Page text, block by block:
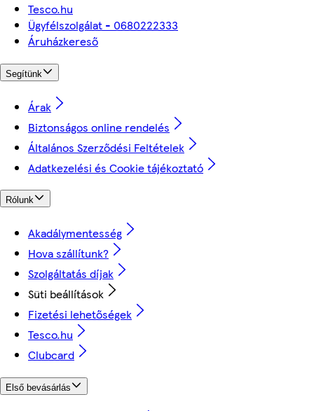
Tesco.hu
Ügyfélszolgálat - 0680222333
Áruházkereső
Segítünk
Árak
Biztonságos online rendelés
Általános Szerződési Feltételek
Adatkezelési és Cookie tájékoztató
Rólunk
Akadálymentesség
Hova szállítunk?
Szolgáltatás díjak
Süti beállítások
Fizetési lehetőségek
Tesco.hu
Clubcard
Első bevásárlás